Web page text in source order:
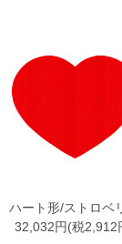
ハート形/ストロベ
32,032円(税2,912